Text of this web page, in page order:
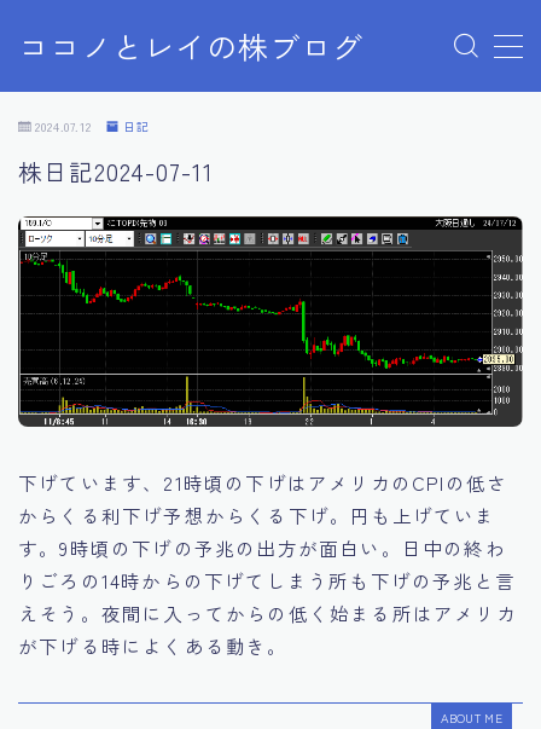
ココノとレイの株ブログ
MENU
お問い合わせ
サンプルページ
デモプリセット記事 Part07
プライバシーポリシー
プライバシーポリシー
利用規約／特定商取引法に基づく表記
有料記事の決済完了ページ
株ブログ
特定商取引法に基づく表記
運営者情報
2024.07.12 日記
株日記2024-07-11
下げています、21時頃の下げはアメリカのCPIの低さ
からくる利下げ予想からくる下げ。円も上げていま
す。9時頃の下げの予兆の出方が面白い。日中の終わ
りごろの14時からの下げてしまう所も下げの予兆と言
えそう。夜間に入ってからの低く始まる所はアメリカ
が下げる時によくある動き。
ABOUT ME